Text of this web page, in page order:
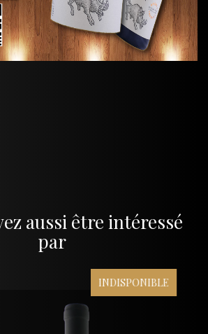
aussi être intéressé
par
INDISPONIBLE